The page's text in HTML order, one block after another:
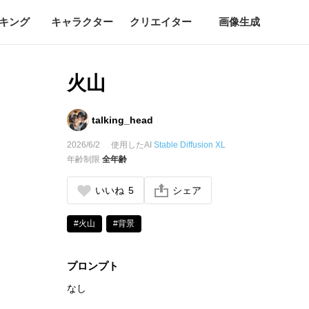
ング キャラクター クリエイター 画像生成
火山
talking_head
2026/6/2 使用したAIStable Diffusion XL
年齢制限全年齢
いいね 5 シェア
#火山 #背景
プロンプト
なし